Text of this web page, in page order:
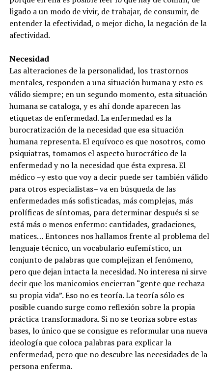
ligado a un modo de vivir, de trabajar, de consumir, de
entender la efectividad, o mejor dicho, la negación de la
afectividad.
Necesidad
Las alteraciones de la personalidad, los trastornos
mentales, responden a una situación humana y esto es
válido siempre; en un segundo momento, esta situación
humana se cataloga, y es ahí donde aparecen las
etiquetas de enfermedad. La enfermedad es la
burocratización de la necesidad que esa situación
humana representa. El equívoco es que nosotros, como
psiquiatras, tomamos el aspecto burocrático de la
enfermedad y no la necesidad que ésta expresa. El
médico –y esto que voy a decir puede ser también válido
para otros especialistas– va en búsqueda de las
enfermedades más sofisticadas, más complejas, más
prolíficas de síntomas, para determinar después si se
está más o menos enfermo: cantidades, gradaciones,
matices… Entonces nos hallamos frente al problema del
lenguaje técnico, un vocabulario eufemístico, un
conjunto de palabras que complejizan el fenómeno,
pero que dejan intacta la necesidad. No interesa ni sirve
decir que los manicomios encierran “gente que rechaza
su propia vida”. Eso no es teoría. La teoría sólo es
posible cuando surge como reflexión sobre la propia
práctica transformadora. Si no se teoriza sobre estas
bases, lo único que se consigue es reformular una nueva
ideología que coloca palabras para explicar la
enfermedad, pero que no descubre las necesidades de la
persona enferma.